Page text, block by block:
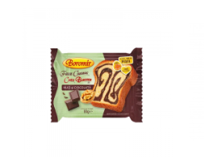
Patiserie congelata
Pizza congelata
Baton Cookie congelat
Cheesecake congelat